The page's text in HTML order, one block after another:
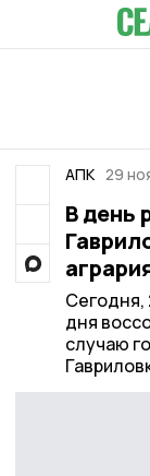
АПК 29
В день
Сегодня,
дня
случаю